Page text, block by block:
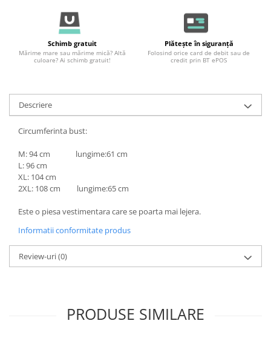
Schimb gratuit
Mărime mare sau mărime mică? Altă
culoare? Ai schimb gratuit!
Plătește în siguranță
Folosind orice card de debit sau de
credit prin BT ePOS
Descriere
Circumferinta bust:
M: 94 cm lungime:61 cm
L: 96 cm
XL: 104 cm
2XL: 108 cm lungime:65 cm
Este o piesa vestimentara care se poarta mai lejera.
Informatii conformitate produs
Review-uri(0)
PRODUSE SIMILARE